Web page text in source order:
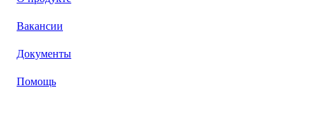
Вакансии
Документы
Помощь